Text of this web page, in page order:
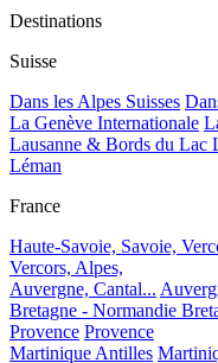
Destinations
Suisse
Dans les Alpes Suisses
La Genève Internationale
Lausanne & Bords du Lac
Léman
France
Haute-Savoie, Savoie,
Vercors, Alpes,
Auvergne, Cantal...
Bretagne - Normandie
Provence Provence
Martinique Antilles